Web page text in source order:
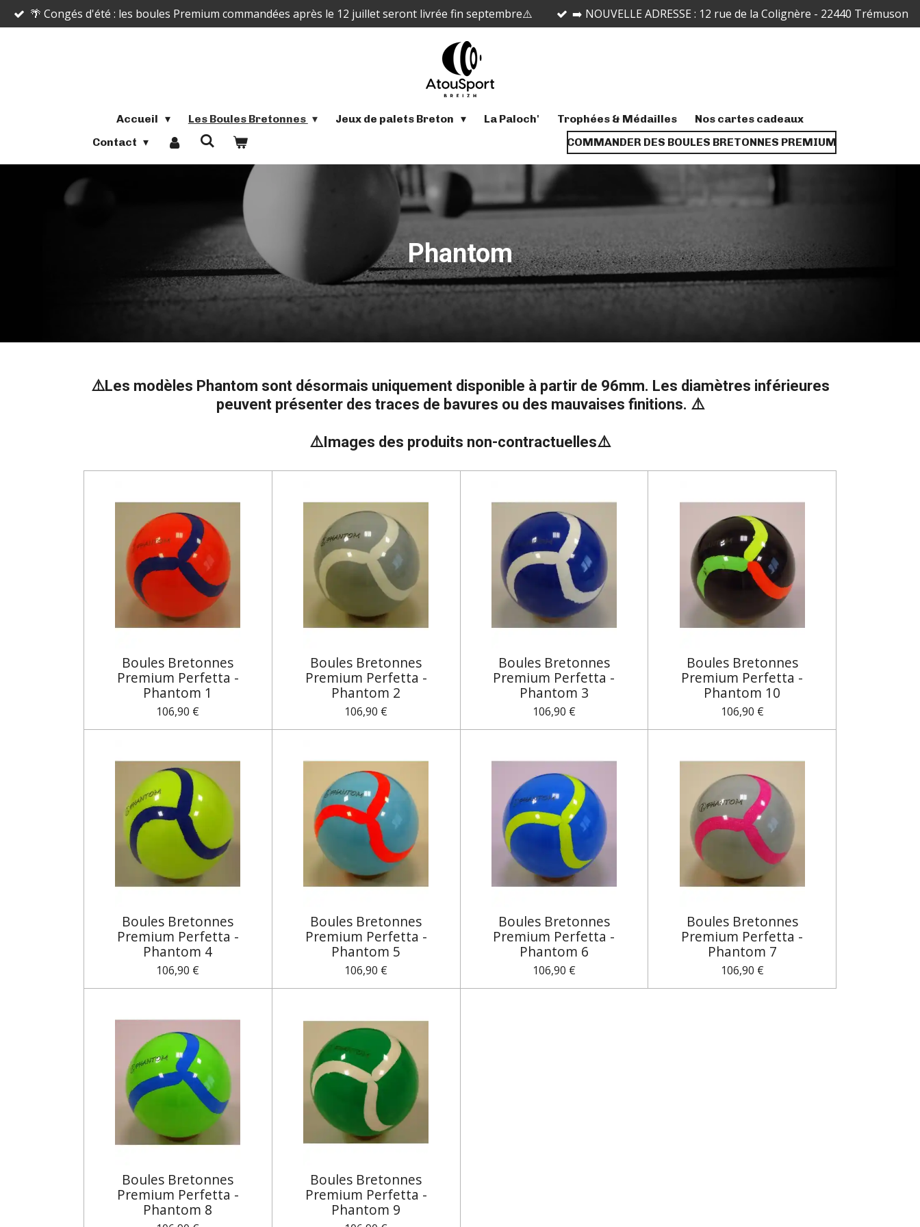
Passer
au
🌴 Congés d'été : les boules Premium commandées après le 12 juillet seront livrée fin septembre⚠️ ➡️ NOUVELLE ADRESSE : 12 rue de la Colignère - 22440 Trémuson
Accueil Les Boules Bretonnes Jeux de palets Breton La Paloch' Trophées & Médailles
Nos cartes cadeaux
Contact
COMMANDER DES BOULES BRETONNES PREMIUM
Phantom
⚠️Les modèles Phantom sont désormais uniquement disponible à partir de 96mm. Les diamètres inférieures
peuvent présenter des traces de bavures ou des mauvaises finitions. ⚠️
⚠️Images des produits non-contractuelles⚠️
Boules Bretonnes
Premium Perfetta -
Phantom 1
106,90 €
Boules Bretonnes
Premium Perfetta -
Phantom 2
106,90 €
Boules Bretonnes
Premium Perfetta -
Phantom 3
106,90 €
Boules Bretonnes
Premium Perfetta -
Phantom 10
106,90 €
Boules Bretonnes
Premium Perfetta -
Phantom 4
106,90 €
Boules Bretonnes
Premium Perfetta -
Phantom 5
106,90 €
Boules Bretonnes
Premium Perfetta -
Phantom 6
106,90 €
Boules Bretonnes
Premium Perfetta -
Phantom 7
106,90 €
Boules Bretonnes
Premium Perfetta -
Phantom 8
Boules Bretonnes
Premium Perfetta -
Phantom 9